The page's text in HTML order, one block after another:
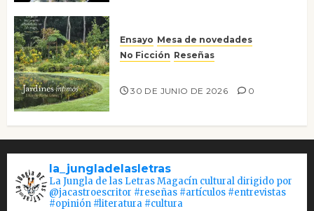
Ensayo Mesa de novedades
No Ficción Reseñas
30 DE JUNIO DE 2026 0
la_jungladelasletras
La Jungla de las Letras Magacín cultural dirigido por
@jacastroescritor #reseñas #artículos #entrevistas
#opinión #literatura #cultura